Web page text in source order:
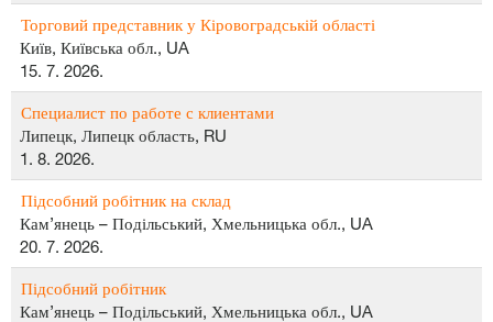
Торговий представник у Кіровоградській області
Київ, Київська обл., UA
15. 7. 2026.
Специалист по работе с клиентами
Липецк, Липецк область, RU
1. 8. 2026.
Підсобний робітник на склад
Кам’янець – Подільський, Хмельницька обл., UA
20. 7. 2026.
Підсобний робітник
Кам’янець – Подільський, Хмельницька обл., UA